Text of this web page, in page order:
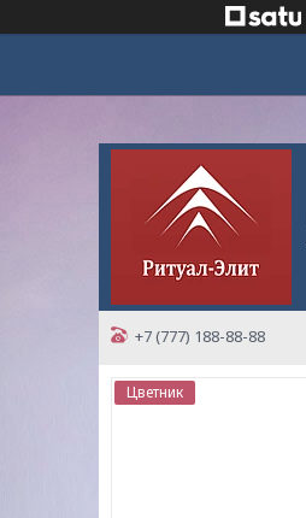
+7 (777) 188-88-88
Цветник